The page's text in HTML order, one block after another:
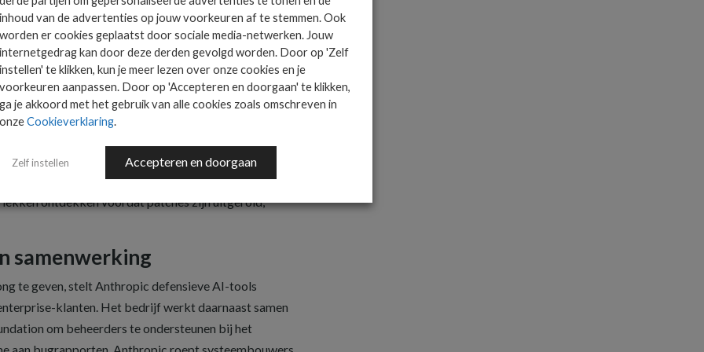
van opensourceprojecten zijn overspoeld door AI-
het bedrijf hebben aangedrongen op een lager
om patches te ontwikkelen ontbreekt.
disclosure-periode van 90 dagen: een gevonden
gemaakt als er een patch beschikbaar is, zodat
bekende lekken. Het leeuwendeel van de
is daardoor nog niet publiek. Als aanvallers met
ontdekken voordat patches zijn uitgerold,
samenwerking
te geven, stelt Anthropic defensieve AI-tools
klanten. Het bedrijf werkt daarnaast samen
om beheerders te ondersteunen bij het
inhoud van de advertenties op jouw voorkeuren af te stemmen. Ook
worden er cookies geplaatst door sociale media-netwerken. Jouw
internetgedrag kan door deze derden gevolgd worden. Door op 'Zelf
instellen' te klikken, kun je meer lezen over onze cookies en je
voorkeuren aanpassen. Door op 'Accepteren en doorgaan' te klikken,
ga je akkoord met het gebruik van alle cookies zoals omschreven in
onzeCookieverklaring.
Zelf instellen Accepteren en doorgaan